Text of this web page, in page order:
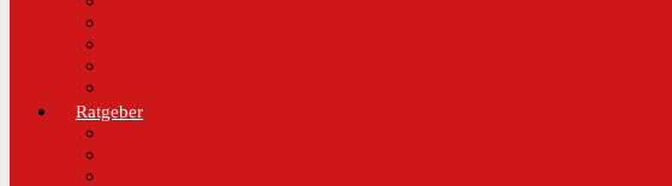
Ratgeber